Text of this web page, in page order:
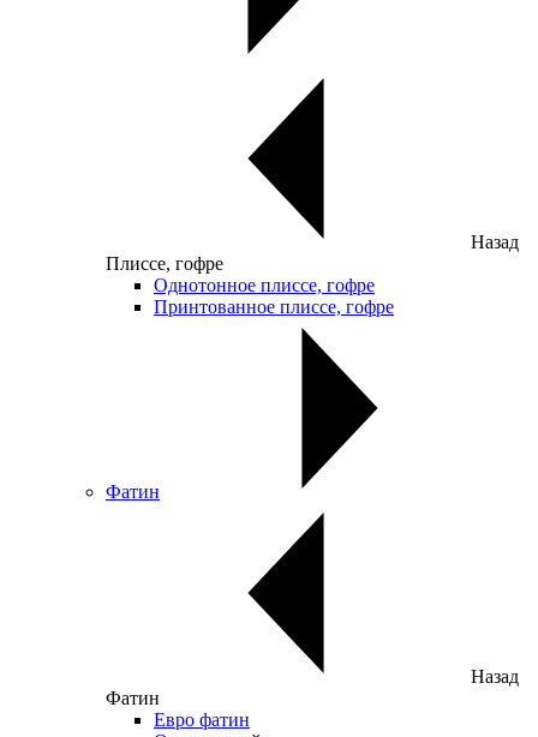
Назад
Плиссе, гофре
Однотонное плиссе, гофре
Принтованное плиссе, гофре
Фатин
Назад
Фатин
Евро фатин